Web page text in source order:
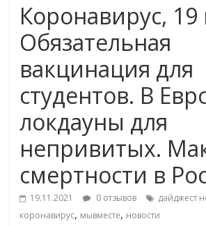
Коронавирус, 19
Обязательная
вакцинация для
студентов. В
локдауны для
непривитых.
смертности в
19.11.2021 0 отзывов дайджест
коронавирус, мывместе, новости